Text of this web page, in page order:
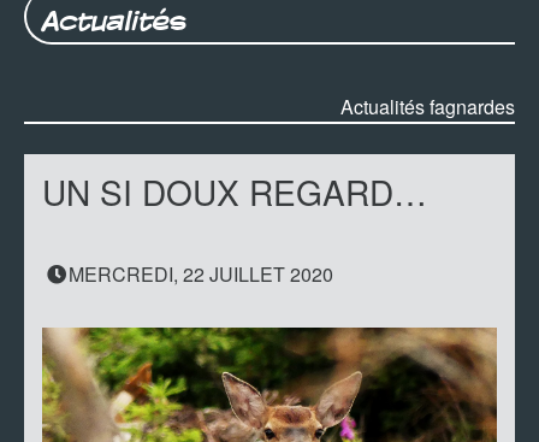
Actualités
Actualités fagnardes
UN SI DOUX REGARD…
MERCREDI, 22 JUILLET 2020